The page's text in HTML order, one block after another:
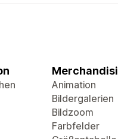
Animation
Bildergalerien
Bildzoom
Farbfelder